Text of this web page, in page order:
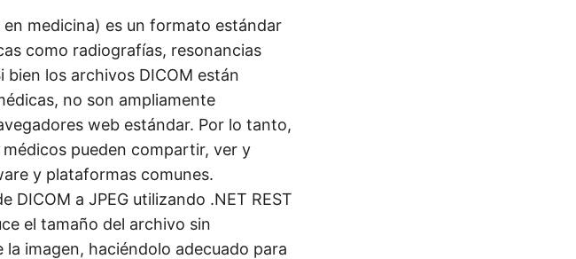
medicina) es un formato estándar
como radiografías, resonancias
los archivos DICOM están
no son ampliamente
web estándar. Por lo tanto,
pueden compartir, ver y
y plataformas comunes.
a JPEG utilizando .NET REST
el tamaño del archivo sin
imagen, haciéndolo adecuado para